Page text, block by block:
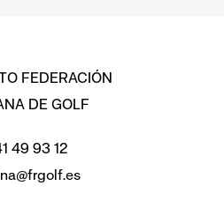
FEDERACIÓN
DE GOLF
49 93 12